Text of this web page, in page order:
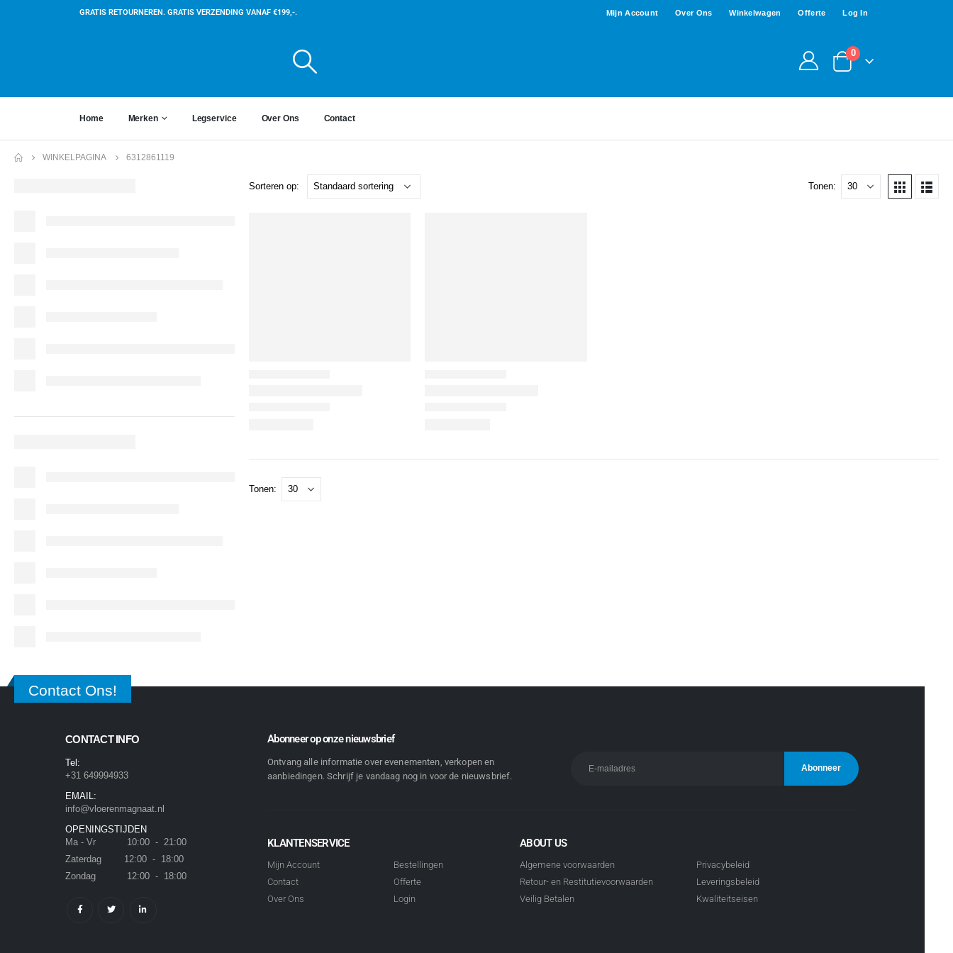
GRATIS RETOURNEREN. GRATIS VERZENDING VANAF €199,-. Mijn Account Over Ons Winkelwagen Offerte Log In
0
Home Merken Legservice Over Ons Contact
WINKELPAGINA 6312861119
Sorteren op: Tonen:
Tonen:
Contact Ons!
CONTACT INFO
Tel:
+31 649994933
EMAIL:
info@vloerenmagnaat.nl
OPENINGSTIJDEN
Ma - Vr 10:00 - 21:00
Zaterdag 12:00 - 18:00
Zondag 12:00 - 18:00
Abonneer op onze nieuwsbrief
Ontvang alle informatie over evenementen, verkopen en
aanbiedingen. Schrijf je vandaag nog in voor de nieuwsbrief.
KLANTENSERVICE
Mijn Account
Contact
Over Ons
Bestellingen
Offerte
Login
ABOUT US
Algemene voorwaarden
Retour- en Restitutievoorwaarden
Veilig Betalen
Privacybeleid
Leveringsbeleid
Kwaliteitseisen